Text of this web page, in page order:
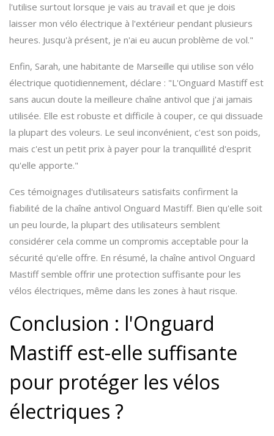
l'utilise surtout lorsque je vais au travail et que je dois
laisser mon vélo électrique à l'extérieur pendant plusieurs
heures. Jusqu'à présent, je n'ai eu aucun problème de vol."
Enfin, Sarah, une habitante de Marseille qui utilise son vélo
électrique quotidiennement, déclare : "L'Onguard Mastiff est
sans aucun doute la meilleure chaîne antivol que j'ai jamais
utilisée. Elle est robuste et difficile à couper, ce qui dissuade
la plupart des voleurs. Le seul inconvénient, c'est son poids,
mais c'est un petit prix à payer pour la tranquillité d'esprit
qu'elle apporte."
Ces témoignages d'utilisateurs satisfaits confirment la
fiabilité de la chaîne antivol Onguard Mastiff. Bien qu'elle soit
un peu lourde, la plupart des utilisateurs semblent
considérer cela comme un compromis acceptable pour la
sécurité qu'elle offre. En résumé, la chaîne antivol Onguard
Mastiff semble offrir une protection suffisante pour les
vélos électriques, même dans les zones à haut risque.
Conclusion : l'Onguard
Mastiff est-elle suffisante
pour protéger les vélos
électriques ?